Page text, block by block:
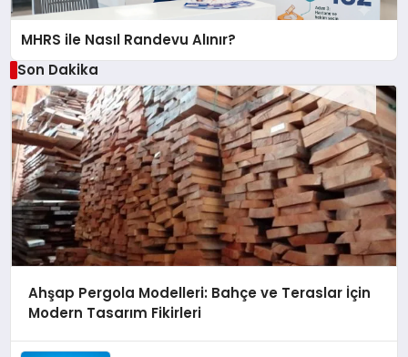
MHRS ile Nasıl Randevu Alınır?
Son Dakika
Ahşap Pergola Modelleri: Bahçe ve Teraslar İçin
Modern Tasarım Fikirleri